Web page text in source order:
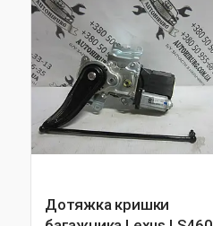
Дотяжка кришки